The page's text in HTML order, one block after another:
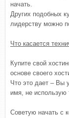
начать.
Других подобных
лидерству можно
Что касается
Купите свой
основе своего
Что это дает – Вы
имя, не использую
Советую начать с